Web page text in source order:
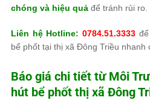
chóng và hiệu quả để tránh rủi ro.
Liên hệ Hotline:0784.51.3333
bể phốt tại thị xã Đông Triều nhanh
Báo giá chi tiết từ Môi
hút bể phốt thị xã Đông